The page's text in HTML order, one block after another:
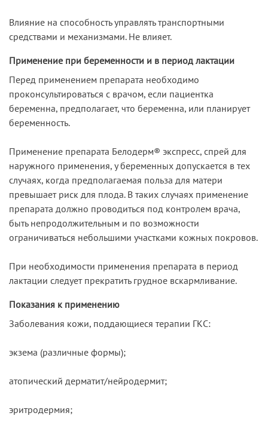
Влияние на способность управлять транспортными
средствами и механизмами. Не влияет.
Применение при беременности и в период лактации
Перед применением препарата необходимо
проконсультироваться с врачом, если пациентка
беременна, предполагает, что беременна, или планирует
беременность.
Применение препарата Белодерм® экспресс, спрей для
наружного применения, у беременных допускается в тех
случаях, когда предполагаемая польза для матери
превышает риск для плода. В таких случаях применение
препарата должно проводиться под контролем врача,
быть непродолжительным и по возможности
ограничиваться небольшими участками кожных покровов.
При необходимости применения препарата в период
лактации следует прекратить грудное вскармливание.
Показания к применению
Заболевания кожи, поддающиеся терапии ГКС:
экзема (различные формы);
атопический дерматит/нейродермит;
эритродермия;